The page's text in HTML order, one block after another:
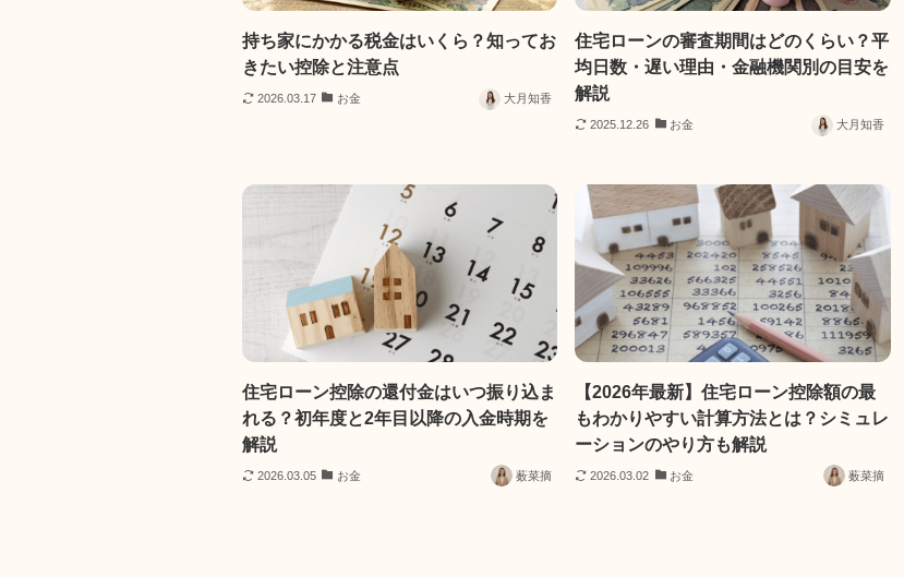
持ち家にかかる税金はいくら？知ってお
きたい控除と注意点
2026.03.17 お金 大月知香
住宅ローンの審査期間はどのくらい？平
均日数・遅い理由・金融機関別の目安を
解説
2025.12.26 お金 大月知香
住宅ローン控除の還付金はいつ振り込ま
れる？初年度と2年目以降の入金時期を
解説
2026.03.05 お金 薮菜摘
【2026年最新】住宅ローン控除額の最
もわかりやすい計算方法とは？シミュレ
ーションのやり方も解説
2026.03.02 お金 薮菜摘